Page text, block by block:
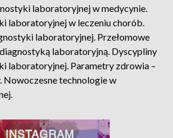
laboratoryjnej w medycynie.
laboratoryjnej w leczeniu chorób.
laboratoryjnej. Przełomowe
laboratoryjną. Dyscypliny
laboratoryjnej. Parametry zdrowia –
Nowoczesne technologie w